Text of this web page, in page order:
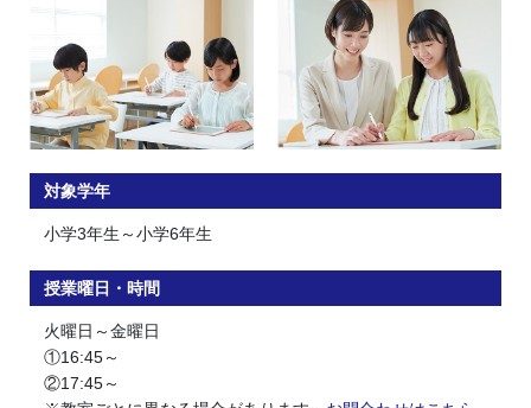
対象学年
小学3年生～小学6年生
授業曜日・時間
火曜日～金曜日
①16:45～
②17:45～